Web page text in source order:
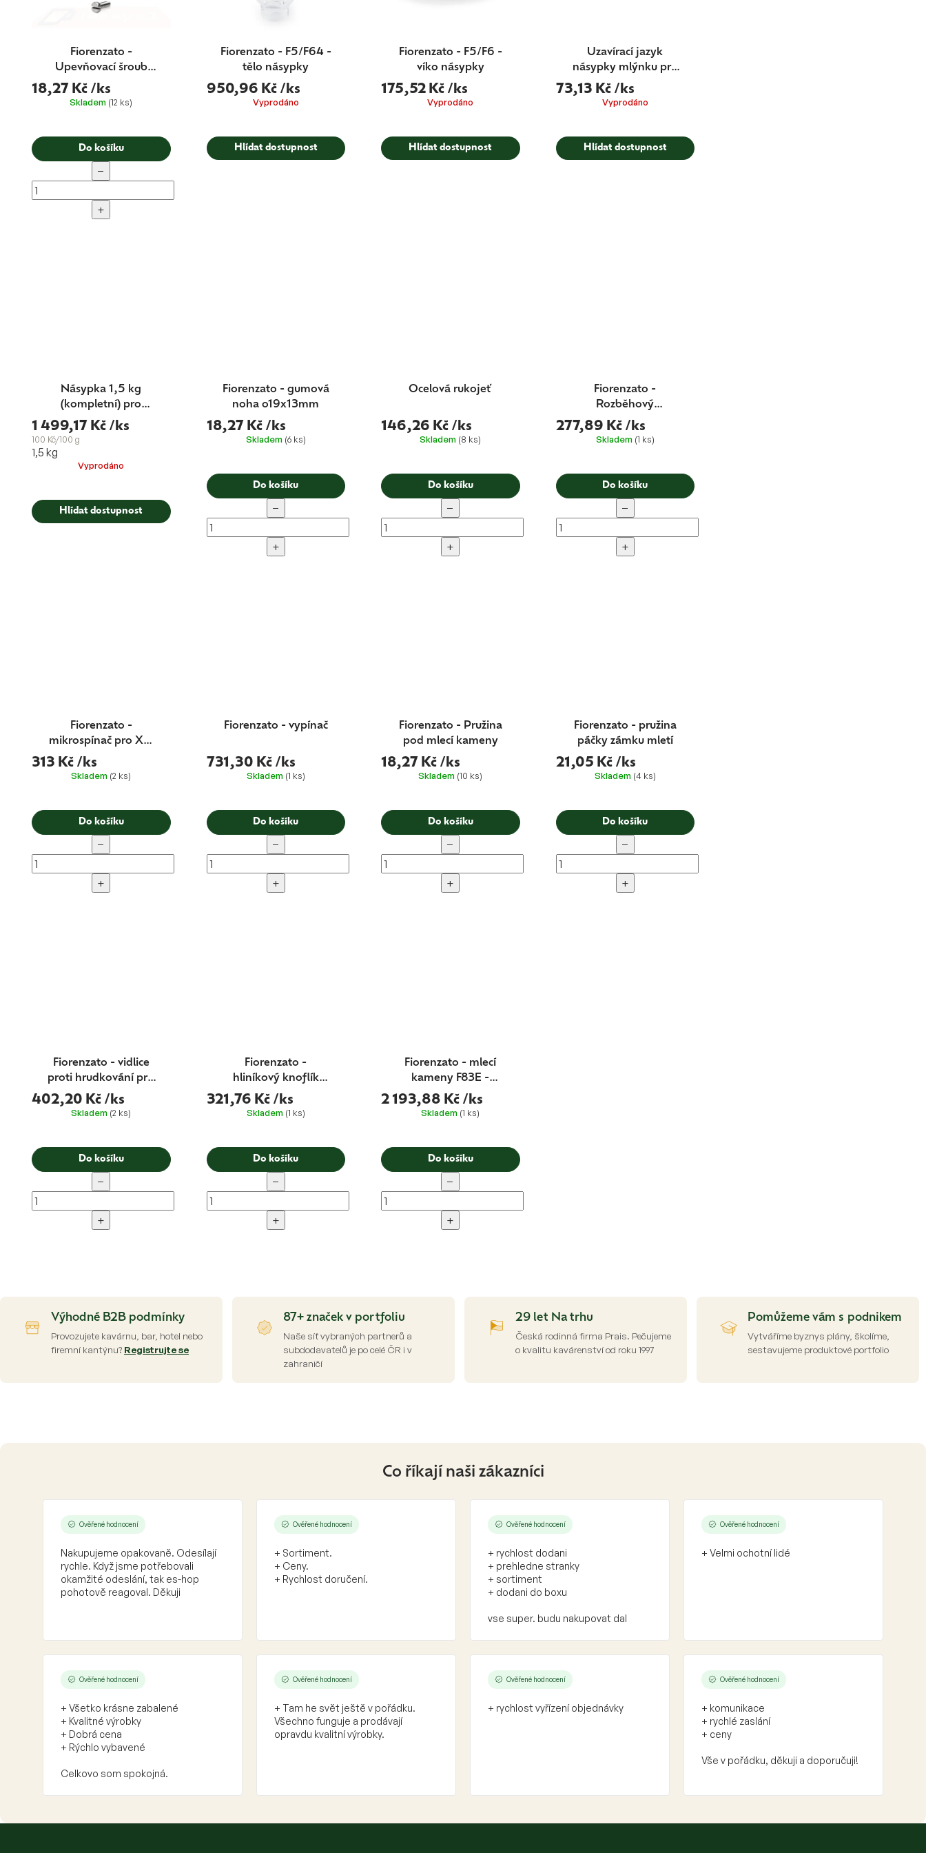
Fiorenzato -
Upevňovací šroub
mlecích kamenů 1 ks
18,27 Kč /ks
Skladem (12 ks)
Do košíku
−
+
Fiorenzato - F5/F64 -
tělo násypky
950,96 Kč /ks
Vyprodáno
Hlídat dostupnost
Fiorenzato - F5/F6 -
víko násypky
175,52 Kč /ks
Vyprodáno
Hlídat dostupnost
Uzavírací jazyk
násypky mlýnku pro
Fiorenzato
73,13 Kč /ks
Vyprodáno
Hlídat dostupnost
Násypka 1,5 kg
(kompletní) pro
mlýnky F64 a F5
1 499,17 Kč /ks
100 Kč/100 g
1,5 kg
Vyprodáno
Hlídat dostupnost
Fiorenzato - gumová
noha o19x13mm
18,27 Kč /ks
Skladem (6 ks)
Do košíku
−
+
Ocelová rukojeť
146,26 Kč /ks
Skladem (8 ks)
Do košíku
−
+
Fiorenzato -
Rozběhový
kondenzátor 16uF
V230
277,89 Kč /ks
Skladem (1 ks)
Do košíku
−
+
Fiorenzato -
mikrospínač pro XGi
mlýnky
313 Kč /ks
Skladem (2 ks)
Do košíku
−
+
Fiorenzato - vypínač
731,30 Kč /ks
Skladem (1 ks)
Do košíku
−
+
Fiorenzato - Pružina
pod mlecí kameny
18,27 Kč /ks
Skladem (10 ks)
Do košíku
−
+
Fiorenzato - pružina
páčky zámku mletí
21,05 Kč /ks
Skladem (4 ks)
Do košíku
−
+
Fiorenzato - vidlice
proti hrudkování pro
F64EVO/ F83E PRO
402,20 Kč /ks
Skladem (2 ks)
Do košíku
−
+
Fiorenzato -
hliníkový knoflík
vypínače
321,76 Kč /ks
Skladem (1 ks)
Do košíku
−
+
Fiorenzato - mlecí
kameny F83E -
M340 ocel - MADE
IN FIORENZATO
2 193,88 Kč /ks
Skladem (1 ks)
Do košíku
−
+
d
c
í
u
Výhodné B2B podmínky
Provozujete kavárnu, bar, hotel nebo
firemní kantýnu? Registrujte se
87+ značek v portfoliu
Naše síť vybraných partnerů a
subdodavatelů je po celé ČR i v
zahraničí
29 let Na trhu
Česká rodinná firma Prais. Pečujeme
o kvalitu kavárenství od roku 1997
Pomůžeme vám s podnikem
Vytváříme byznys plány, školíme,
sestavujeme produktové portfolio
Co říkají naši zákazníci
Ověřené hodnocení
Nakupujeme opakovaně. Odesílají
rychle. Když jsme potřebovali
okamžité odeslání, tak es-hop
pohotově reagoval. Děkuji
Ověřené hodnocení
+ Sortiment.
+ Ceny.
+ Rychlost doručení.
Ověřené hodnocení
+ rychlost dodani
+ prehledne stranky
+ sortiment
+ dodani do boxu
vse super. budu nakupovat dal
Ověřené hodnocení
+ Velmi ochotní lidé
Ověřené hodnocení
+ Všetko krásne zabalené
+ Kvalitné výrobky
+ Dobrá cena
+ Rýchlo vybavené
Celkovo som spokojná.
Ověřené hodnocení
+ Tam he svět ještě v pořádku.
Všechno funguje a prodávají
opravdu kvalitní výrobky.
Ověřené hodnocení
+ rychlost vyřízení objednávky
Ověřené hodnocení
+ komunikace
+ rychlé zaslání
+ ceny
Vše v pořádku, děkuji a doporučuji!